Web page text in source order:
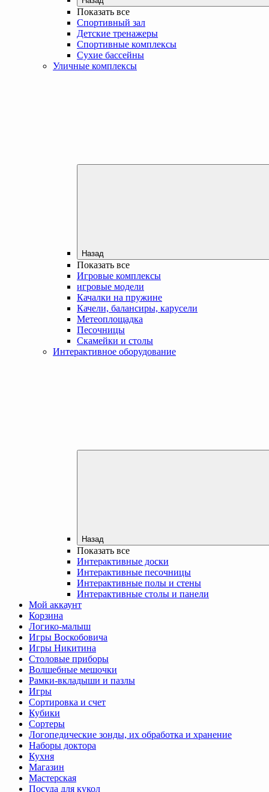
Показать все
Спортивный зал
Детские тренажеры
Спортивные комплексы
Сухие бассейны
Уличные комплексы
Назад
Показать все
Игровые комплексы
игровые модели
Качалки на пружине
Качели, балансиры, карусели
Метеоплощадка
Песочницы
Скамейки и столы
Интерактивное оборудование
Назад
Показать все
Интерактивные доски
Интерактивные песочницы
Интерактивные полы и стены
Интерактивные столы и панели
Мой аккаунт
Корзина
Логико-малыш
Игры Воскобовича
Игры Никитина
Столовые приборы
Волшебные мешочки
Рамки-вкладыши и пазлы
Игры
Сортировка и счет
Кубики
Сортеры
Логопедические зонды, их обработка и хранение
Наборы доктора
Кухня
Магазин
Мастерская
Посуда для кукол